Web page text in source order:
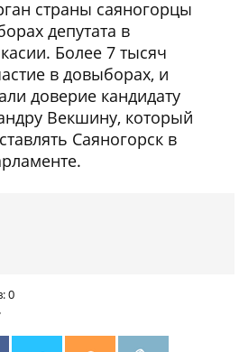
страны саяногорцы
депутата в
Более 7 тысяч
в довыборах, и
доверие кандидату
Векшину, который
Саяногорск в
0